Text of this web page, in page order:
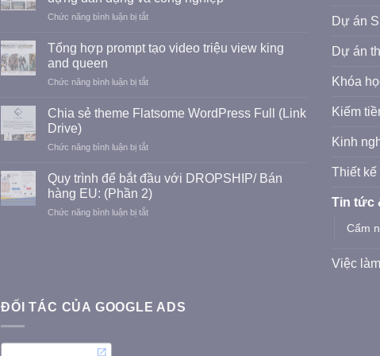
Z
về
tín
dụng
Chức năng bình luận bị tắtở
kế
website
vấn,
kế,
Xây
dân
dụng
công
Tổng hợp prompt tạo video triệu view king
and queen
Chức năng bình luận bị tắtở
hợp
video
view
king
and
queen
Chia sẻ theme Flatsome WordPress Full (Link
Drive)
Chức năng bình luận bị tắtở
sẻ
theme
Flatsome
WordPress
Quy trình để bắt đầu với DROPSHIP/ Bán
hàng EU: (Phần 2)
Chức năng bình luận bị tắtở
DROPSHIP/
Dự án
Dự án
Khóa
Kiếm
Kinh
Thiết kế
Tin tức
Cẩm
Việc
ĐỐI TÁC CỦA GOOGLE ADS